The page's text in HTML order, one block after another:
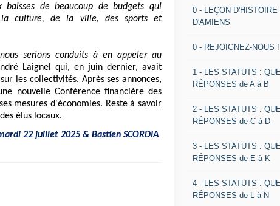
de beaucoup de budgets qui
la culture, de la ville, des sports et
serions conduits à en appeler au
Laignel qui, en juin dernier, avait
les collectivités. Après ses annonces,
nouvelle Conférence financière des
mesures d'économies. Reste à savoir
élus locaux.
22 juillet 2025 & Bastien SCORDIA
0 - LEÇON D'HISTOIRE
D'AMIENS
0 - REJOIGNEZ-NOUS !
1 - LES STATUTS :
RÉPONSES de A à B
2 - LES STATUTS :
RÉPONSES de C à D
3 - LES STATUTS :
RÉPONSES de E à K
4 - LES STATUTS :
RÉPONSES de L à N